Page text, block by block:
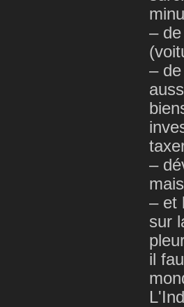
–
–
–
– et
sur
il